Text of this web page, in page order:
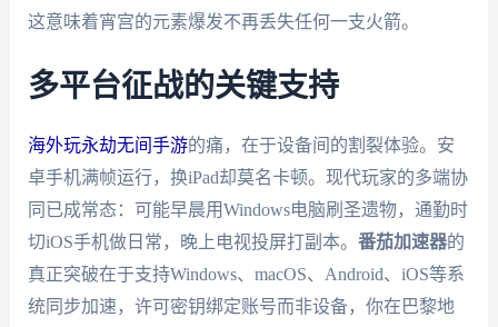
这意味着宵宫的元素爆发不再丢失任何一支火箭。
多平台征战的关键支持
海外玩永劫无间手游的痛，在于设备间的割裂体验。安
卓手机满帧运行，换iPad却莫名卡顿。现代玩家的多端协
同已成常态：可能早晨用Windows电脑刷圣遗物，通勤时
切iOS手机做日常，晚上电视投屏打副本。 番茄加速器的
真正突破在于支持Windows、macOS、Android、iOS等系
统同步加速，许可密钥绑定账号而非设备，你在巴黎地